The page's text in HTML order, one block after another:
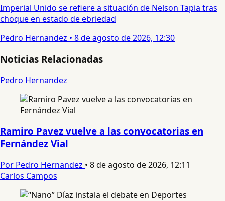
Imperial Unido se refiere a situación de Nelson Tapia tras
choque en estado de ebriedad
Pedro Hernandez • 8 de agosto de 2026, 12:30
Noticias Relacionadas
Pedro Hernandez
Ramiro Pavez vuelve a las convocatorias en
Fernández Vial
Por Pedro Hernandez • 8 de agosto de 2026, 12:11
Carlos Campos